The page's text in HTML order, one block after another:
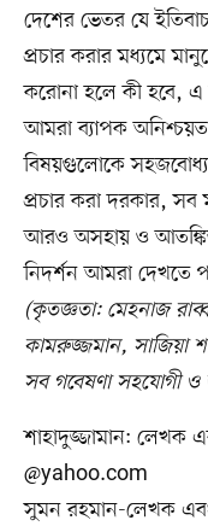
দেশের ভেতর যে
প্রচার করার মধ্যমে
করোনা হলে কী হবে, এ
আমরা ব্যাপক
বিষয়গুলোকে
প্রচার করা দরকার, সব
আরও অসহায় ও
নিদর্শন আমরা দেখতে
(কৃতজ্ঞতা: মেহনাজ
কামরুজ্জমান, সাজিয়া
সব গবেষণা সহযোগী ও
শাহাদুজ্জামান: লেখক
@yahoo.com
সুমন রহমান-লেখক